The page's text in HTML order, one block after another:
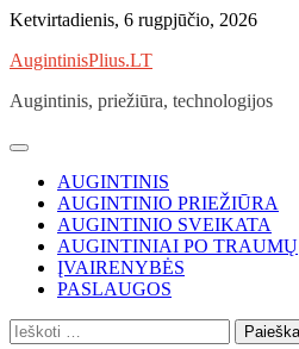
Skip
content
Ketvirtadienis, 6 rugpjūčio, 2026
AugintinisPlius.LT
Augintinis, priežiūra, technologijos
AUGINTINIS
AUGINTINIO PRIEŽIŪRA
AUGINTINIO SVEIKATA
AUGINTINIAI PO TRAUMŲ
ĮVAIRENYBĖS
PASLAUGOS
Ieškoti: